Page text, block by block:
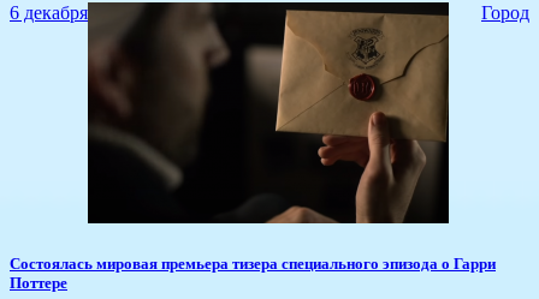
6 декабря Город
​Состоялась мировая премьера тизера специального эпизода о Гарри
Поттере